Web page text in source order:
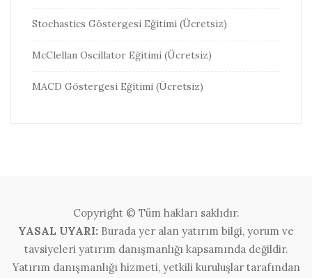
Stochastics Göstergesi Eğitimi (Ücretsiz)
McClellan Oscillator Eğitimi (Ücretsiz)
MACD Göstergesi Eğitimi (Ücretsiz)
Copyright © Tüm hakları saklıdır.
YASAL UYARI: Burada yer alan yatırım bilgi, yorum ve
tavsiyeleri yatırım danışmanlığı kapsamında değildir.
Yatırım danışmanlığı hizmeti, yetkili kuruluşlar tarafından